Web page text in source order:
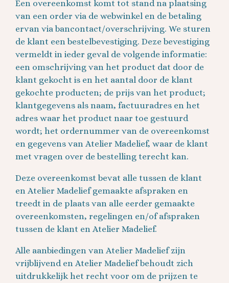
Een overeenkomst komt tot stand na plaatsing
van een order via de webwinkel en de betaling
ervan via bancontact/overschrijving. We sturen
de klant een bestelbevestiging. Deze bevestiging
vermeldt in ieder geval de volgende informatie:
een omschrijving van het product dat door de
klant gekocht is en het aantal door de klant
gekochte producten; de prijs van het product;
klantgegevens als naam, factuuradres en het
adres waar het product naar toe gestuurd
wordt; het ordernummer van de overeenkomst
en gegevens van Atelier Madelief, waar de klant
met vragen over de bestelling terecht kan.
Deze overeenkomst bevat alle tussen de klant
en Atelier Madelief gemaakte afspraken en
treedt in de plaats van alle eerder gemaakte
overeenkomsten, regelingen en/of afspraken
tussen de klant en Atelier Madelief.
Alle aanbiedingen van Atelier Madelief zijn
vrijblijvend en Atelier Madelief behoudt zich
uitdrukkelijk het recht voor om de prijzen te